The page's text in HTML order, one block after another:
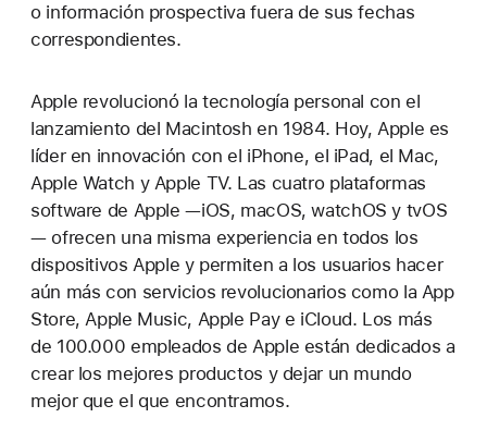
o información prospectiva fuera de sus fechas
correspondientes.
Apple revolucionó la tecnología personal con el
lanzamiento del Macintosh en 1984. Hoy, Apple es
líder en innovación con el iPhone, el iPad, el Mac,
Apple Watch y Apple TV. Las cuatro plataformas
software de Apple —iOS, macOS, watchOS y tvOS
— ofrecen una misma experiencia en todos los
dispositivos Apple y permiten a los usuarios hacer
aún más con servicios revolucionarios como la App
Store, Apple Music, Apple Pay e iCloud. Los más
de 100.000 empleados de Apple están dedicados a
crear los mejores productos y dejar un mundo
mejor que el que encontramos.